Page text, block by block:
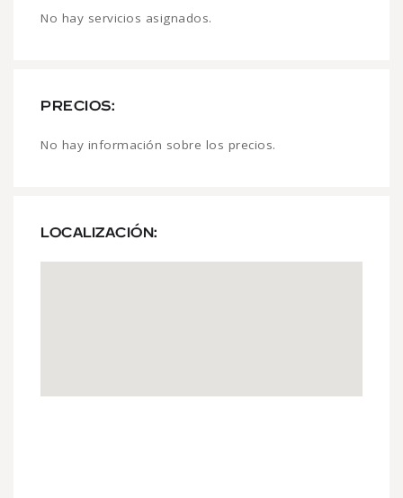
No hay servicios asignados.
PRECIOS:
No hay información sobre los precios.
LOCALIZACIÓN: